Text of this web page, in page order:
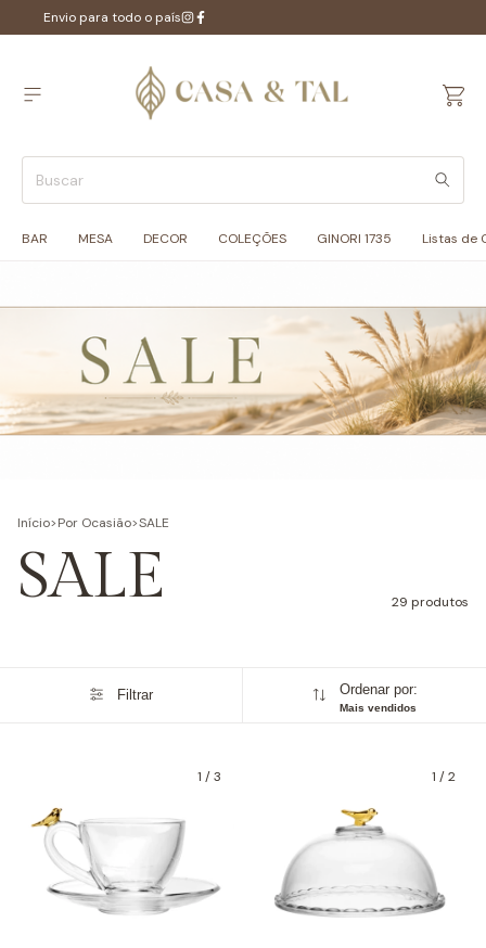
Envio para todo o país
BAR MESA DECOR COLEÇÕES GINORI 1735 Listas de
Início>Por Ocasião>SALE
SALE 29 produtos
Filtrar Ordenar por:
Mais vendidos
1 /3 1 /2